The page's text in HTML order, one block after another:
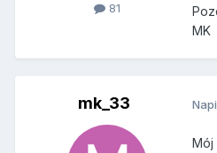
81
MK
mk_33
Mój